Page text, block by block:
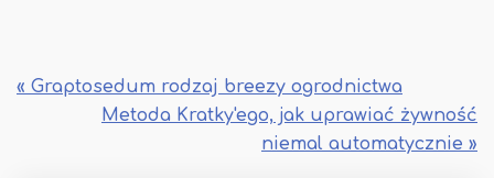
« Graptosedum rodzaj breezy ogrodnictwa
Metoda Kratky'ego, jak uprawiać żywność
niemal automatycznie »